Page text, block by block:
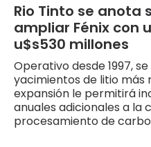
Rio Tinto se anota
ampliar Fénix con
u$s530 millones
Operativo desde 1997,
yacimientos de litio más
expansión le permitirá
anuales adicionales a la
procesamiento de